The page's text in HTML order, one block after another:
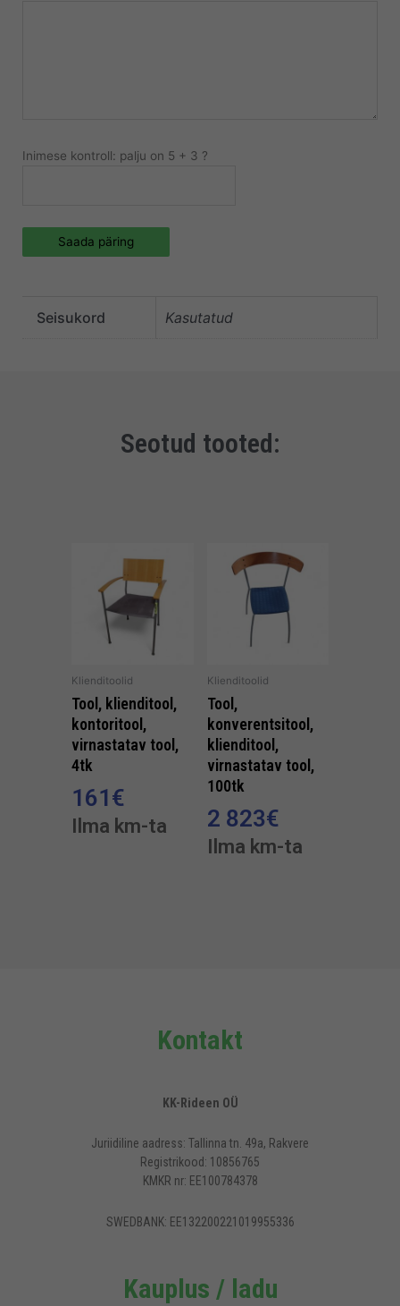
Inimese kontroll: palju on 5 + 3 ?
Saada päring
Seisukord Kasutatud
Seotud tooted:
Klienditoolid
Tool, klienditool,
kontoritool,
virnastatav tool,
4tk
161€
Ilma km-ta
Klienditoolid
Tool,
konverentsitool,
klienditool,
virnastatav tool,
100tk
2 823€
Ilma km-ta
Kontakt
KK-Rideen OÜ
Juriidiline aadress: Tallinna tn. 49a, Rakvere
Registrikood: 10856765
KMKR nr: EE100784378
SWEDBANK: EE132200221019955336
Kauplus / ladu